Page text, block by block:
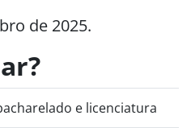
de 2025.
e licenciatura